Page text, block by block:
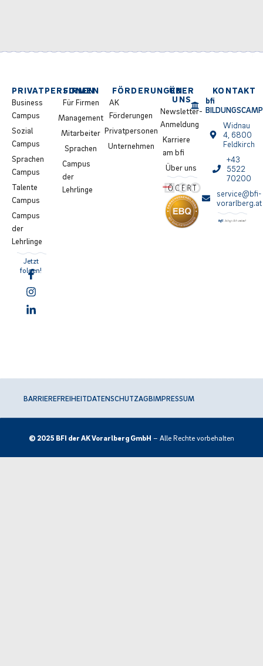
PRIVATPERSONEN
Business
Campus
Sozial
Campus
Sprachen
Campus
Talente
Campus
Campus
der
Lehrlinge
Jetzt
folgen!
FIRMEN
Für Firmen
Management
Mitarbeiter
Sprachen
Campus
der
Lehrlinge
FÖRDERUNGEN
AK
Förderungen
Privatpersonen
Unternehmen
ÜBER
UNS
Newsletter-
Anmeldung
Karriere
am bfi
Über uns
KONTAKT
bfi
Widnau
4, 6800
Feldkirch
+43
5522
70200
service@bfi-
vorarlberg.at
BARRIEREFREIHEITDATENSCHUTZAGBIMPRESSUM
© 2025 BFI der AK Vorarlberg GmbH – Alle Rechte vorbehalten